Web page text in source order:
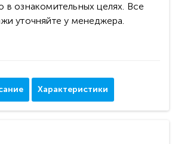
в ознакомительных целях. Все
уточняйте у менеджера.
Характеристики